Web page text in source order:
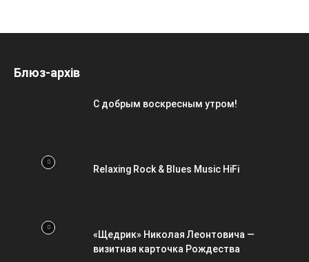
Блюз-архів
С добрым воскресным утром!
Relaxing Rock & Blues Music HiFi
«Щедрик» Николая Леонтовича —
визитная карточка Рождества